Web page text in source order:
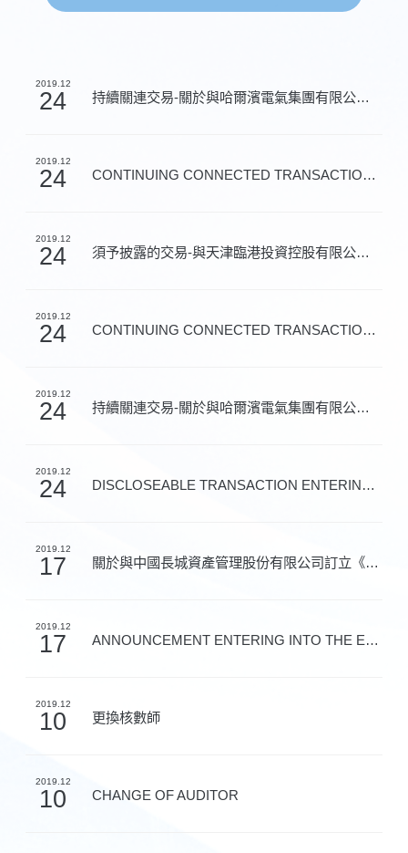
2019.12
24 持續關連交易-關於與哈爾濱電氣集團有限公司訂立《產品與...
2019.12
24 CONTINUING CONNECTED TRANSACTIONS - ANNO
2019.12
24 須予披露的交易-與天津臨港投資控股有限公司訂立《股權合...
2019.12
24 CONTINUING CONNECTED TRANSACTIONS - ANNO
2019.12
24 持續關連交易-關於與哈爾濱電氣集團有限公司訂立《金融服...
2019.12
24 DISCLOSEABLE TRANSACTION ENTERING INTO T
2019.12
17 關於與中國長城資產管理股份有限公司訂立《股權轉讓協議...
2019.12
17 ANNOUNCEMENT ENTERING INTO THE EQUITY TR
2019.12
10 更換核數師
2019.12
10 CHANGE OF AUDITOR